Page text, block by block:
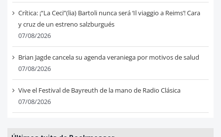
Crítica: ¡“La Ceci”(lia) Bartoli nunca será ‘Il viaggio a Reims’! Cara
y cruz de un estreno salzburgués
07/08/2026
Brian Jagde cancela su agenda veraniega por motivos de salud
07/08/2026
Vive el Festival de Bayreuth de la mano de Radio Clásica
07/08/2026